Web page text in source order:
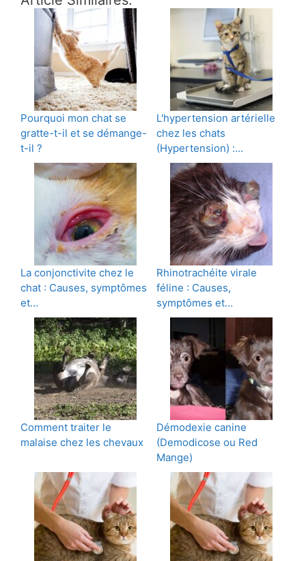
Pourquoi mon chat se
gratte-t-il et se démange-
t-il ?
L'hypertension artérielle
chez les chats
(Hypertension) :…
La conjonctivite chez le
chat : Causes, symptômes
et…
Rhinotrachéite virale
féline : Causes,
symptômes et…
Comment traiter le
malaise chez les chevaux
Démodexie canine
(Demodicose ou Red
Mange)